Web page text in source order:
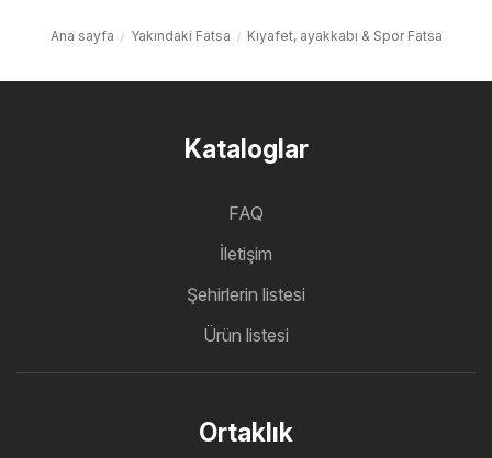
Ana sayfa Yakındaki Fatsa Kıyafet, ayakkabı & Spor Fatsa
Kataloglar
FAQ
İletişim
Şehirlerin listesi
Ürün listesi
Ortaklık